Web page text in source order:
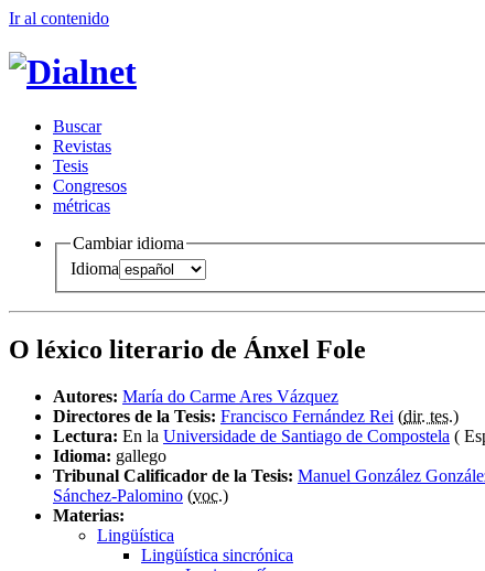
Ir al contenido
Buscar
Revistas
Tesis
Congresos
métricas
Cambiar idioma
Idioma
O léxico literario de Ánxel Fole
Autores: María do Carme Ares Vázquez
Directores de la Tesis: Francisco Fernández Rei (dir. tes.)
Lectura: En la Universidade de Santiago de Compostela (
Idioma: gallego
Tribunal Calificador de la Tesis: Manuel González
Sánchez-Palomino (voc.)
Materias:
Lingüística
Lingüística sincrónica